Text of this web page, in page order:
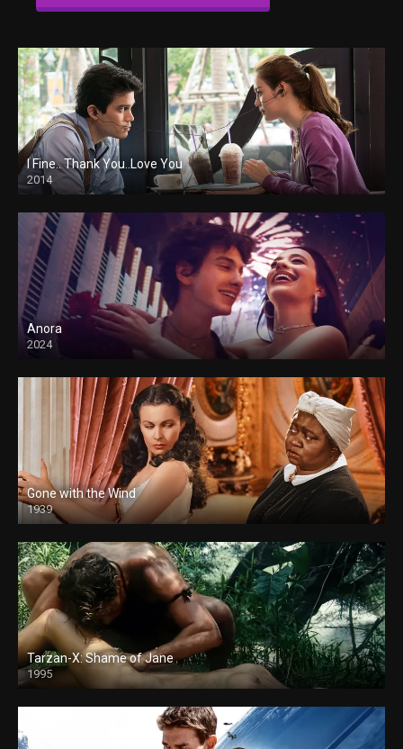
I Fine.. Thank You..Love You
2014
Anora
2024
Gone with the Wind
1939
Tarzan-X: Shame of Jane
1995